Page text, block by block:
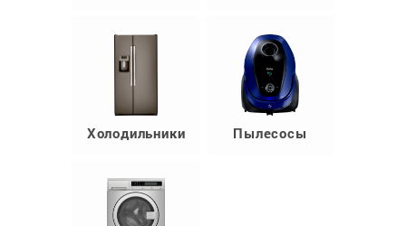
Холодильники Пылесосы